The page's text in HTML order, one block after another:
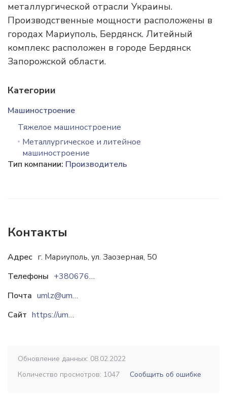
металлургической отрасли Украины.
Производственные мощности расположены в
городах Мариуполь, Бердянск. Литейный
комплекс расположен в городе Бердянск
Запорожской области.
Категории
Машиностроение
Тяжелое машиностроение
Металлургическое и литейное
машиностроение
Тип компании: Производитель
Контакты
Адрес г. Мариуполь, ул. Заозерная, 50
Телефоны
+380676201096
Почта
umlz@umlz.com.ua
Сайт
https://umlz.com.ua
Обновление данных: 08.02.2022
Количество просмотров: 1047
Сообщить об ошибке